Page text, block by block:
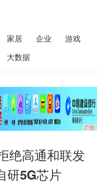
家居 企业
游戏
大数据
广告
绝高通和联发
研5G芯片